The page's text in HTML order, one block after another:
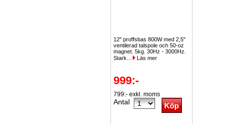
12" proffsbas 800W med 2,5"
ventilerad talspole och 50-oz
magnet. 5kg. 30Hz - 3000Hz.
Stark...
Läs mer
999:-
799:- exkl. moms
Antal